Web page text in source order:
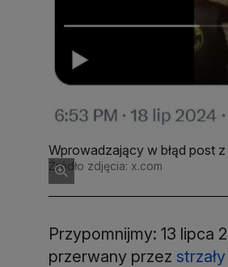
Wprowadzający w błąd post
"armii weteranów", która
Źródło zdjęcia: x.com
Przypomnijmy: 13 lipca
przerwany przez strzały